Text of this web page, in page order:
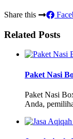
Share this
Related Posts
Paket Nasi
Paket Nasi
Anda,